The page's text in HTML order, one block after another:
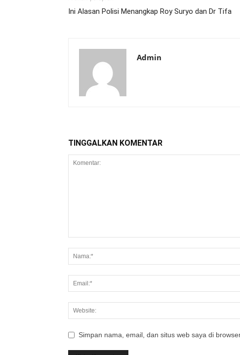
Ini Alasan Polisi Menangkap Roy Suryo dan Dr Tifa
Admin
TINGGALKAN KOMENTAR
Simpan nama, email, dan situs web saya di